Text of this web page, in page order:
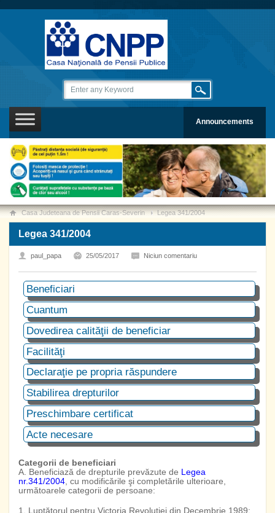
Announcements
Casa Judeteana de Pensii Caras-Severin Legea 341/2004
Legea 341/2004
paul_papa 25/05/2017 Niciun comentariu
Beneficiari
Cuantum
Dovedirea calităţii de beneficiar
Facilităţi
Declaraţie pe propria răspundere
Stabilirea drepturilor
Preschimbare certificat
Acte necesare
Categorii de beneficiari
A. Beneficiază de drepturile prevăzute de Legea
nr.341/2004 , cu modificările şi completările ulterioare,
următoarele categorii de persoane:
1. Luptătorul pentru Victoria Revoluţiei din Decembrie 1989: